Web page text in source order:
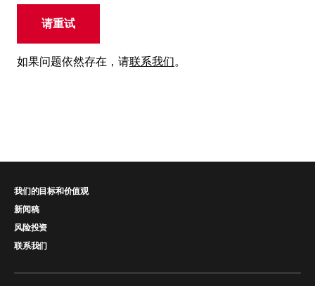
请重试
如果问题依然存在，请联系我们。
我们的目标和价值观
新闻稿
风险投资
联系我们